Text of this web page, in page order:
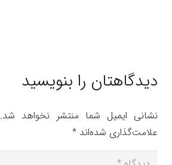
دیدگاهتان را بنویسید
نشانی ایمیل شما منتشر نخواهد شد.
علامت‌گذاری شده‌اند *